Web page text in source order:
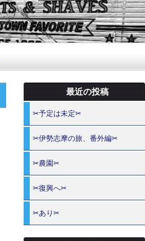
最近の投稿
✂予定は未定✂
✂伊勢志摩の旅、番外編✂
✂農園✂
✂復興へ✂
✂あり✂